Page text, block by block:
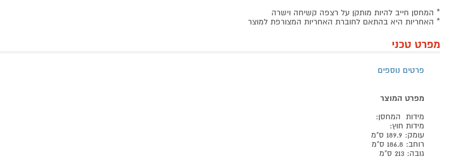
* המחסן חייב להיות מותקן על רצפה קשיחה וישרה
* האחריות היא בהתאם לחוברת האחריות המצורפת למוצר
מפרט טכני
פרטים נוספים
מפרט המוצר
מידות המחסן:
מידות חוץ:
עומק: 189.9 ס"מ
רוחב: 186.8 ס"מ
גובה: 213 ס"מ